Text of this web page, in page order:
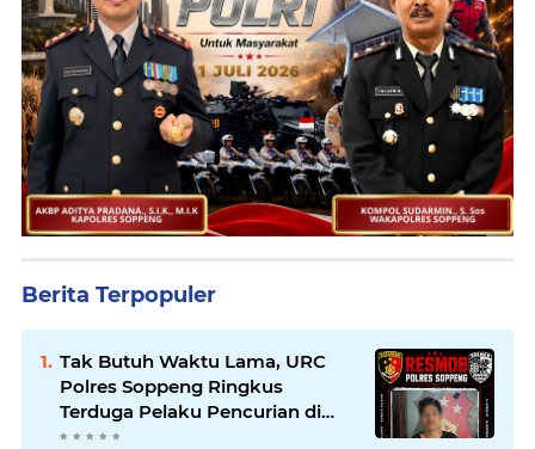
Berita Terpopuler
Tak Butuh Waktu Lama, URC
Polres Soppeng Ringkus
Terduga Pelaku Pencurian di
Liliriaja